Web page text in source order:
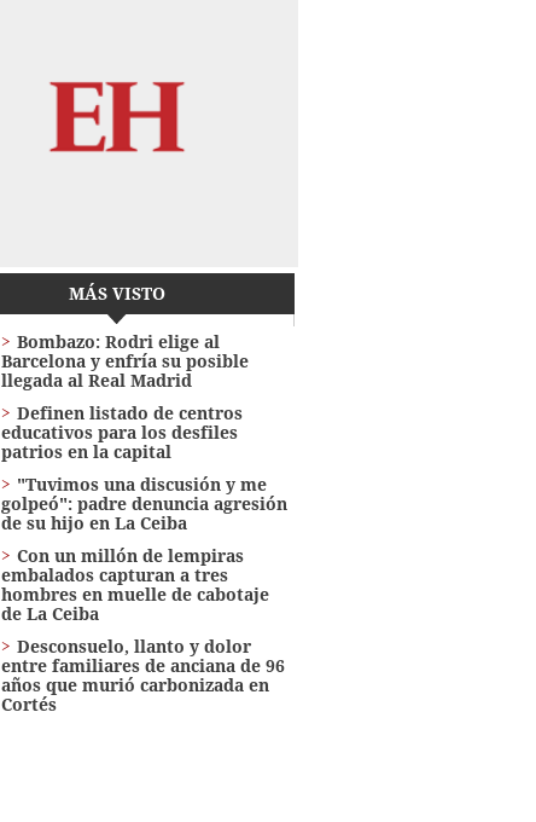
MÁS VISTO
Bombazo: Rodri elige al
Barcelona y enfría su posible
llegada al Real Madrid
Definen listado de centros
educativos para los desfiles
patrios en la capital
"Tuvimos una discusión y me
golpeó": padre denuncia agresión
de su hijo en La Ceiba
Con un millón de lempiras
embalados capturan a tres
hombres en muelle de cabotaje
de La Ceiba
​​​​Desconsuelo, llanto y dolor
entre familiares de anciana de 96
años que murió carbonizada en
Cortés